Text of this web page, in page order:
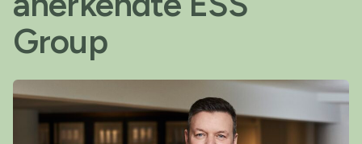
Group